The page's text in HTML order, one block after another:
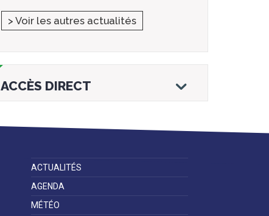
> Voir les autres actualités
ACCÈS DIRECT
démarches
ACTUALITÉS
AGENDA
MÉTÉO